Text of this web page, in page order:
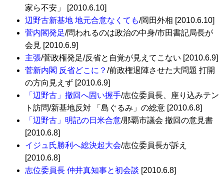
家ら不安」 [2010.6.10]
辺野古新基地 地元合意なくても/岡田外相 [2010.6.10]
菅内閣発足/問われるのは政治の中身/市田書記局長が
会見 [2010.6.9]
主張/菅政権発足/反省と自覚が見えてこない [2010.6.9]
菅新内閣 反省どこに？ /前政権退陣させた大問題 打開
の方向見えず [2010.6.9]
「辺野古」撤回へ固い握手/志位委員長、座り込みテン
ト訪問/新基地反対 「島ぐるみ」の総意 [2010.6.8]
「辺野古」明記の日米合意/那覇市議会 撤回の意見書
[2010.6.8]
イジュ氏勝利へ総決起大会/志位委員長が訴え
[2010.6.8]
志位委員長 仲井真知事と初会談 [2010.6.8]